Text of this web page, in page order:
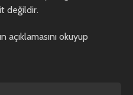
değildir.
açıklamasını okuyup